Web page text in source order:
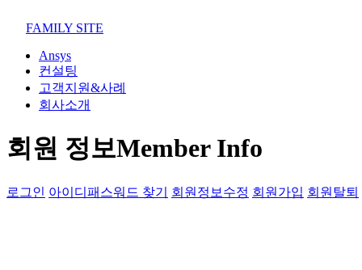
FAMILY SITE
Ansys
컨설팅
고객지원&사례
회사소개
회원 정보Member Info
로그인 아이디패스워드 찾기 회원정보수정 회원가입 회원탈퇴